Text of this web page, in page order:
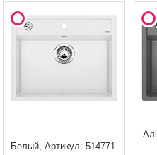
Белый, Артикул: 514771